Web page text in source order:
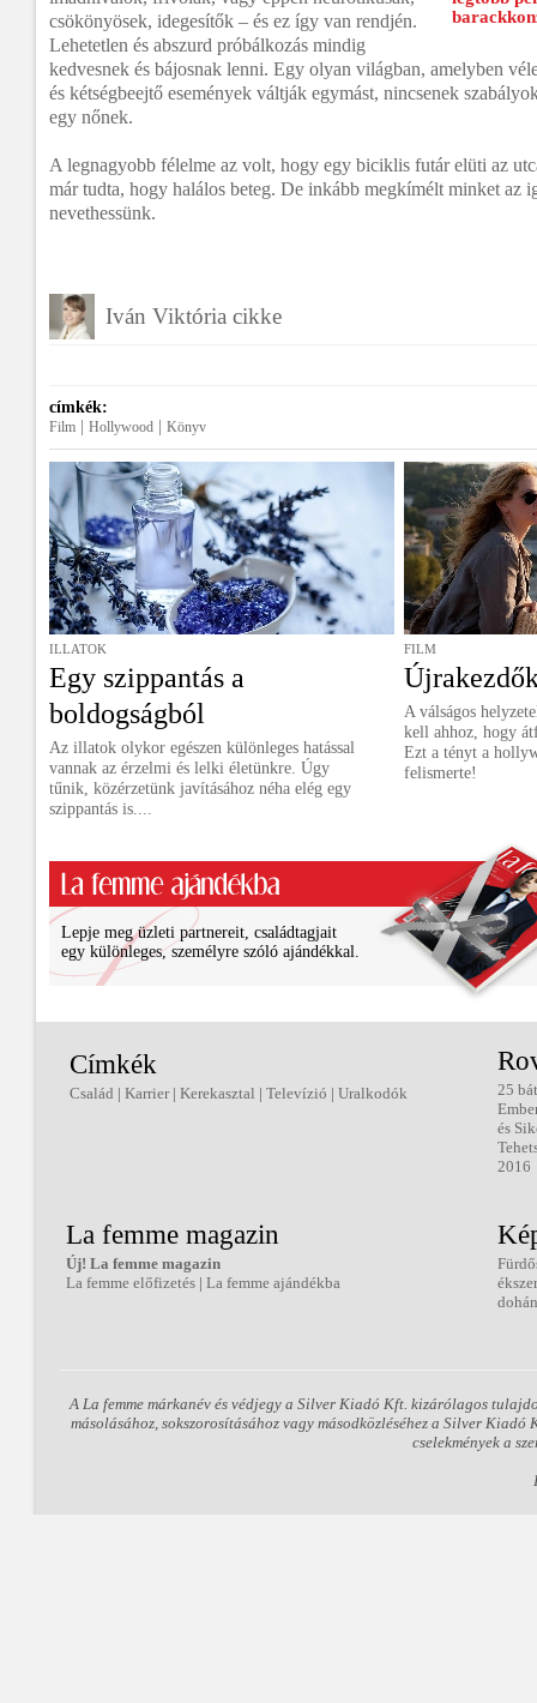
csökönyösek, idegesítők – és ez így van rendjén.
Lehetetlen és abszurd próbálkozás mindig
kedvesnek és bájosnak lenni. Egy olyan világban, amelyben
és kétségbeejtő események váltják egymást, nincsenek
egy nőnek.
A legnagyobb félelme az volt, hogy egy biciklis futár elüti az
már tudta, hogy halálos beteg. De inkább megkímélt minket az
nevethessünk.
Iván Viktória cikke
címkék:
Film Hollywood Könyv
ILLATOK
Egy szippantás a
boldogságból
Az illatok olykor egészen különleges hatással
vannak az érzelmi és lelki életünkre. Úgy
tűnik, közérzetünk javításához néha elég egy
szippantás is....
FILM
A válságos
kell ahhoz, hogy
Ezt a tényt a
felismerte!
Lepje meg üzleti partnereit, családtagjait
egy különleges, személyre szóló ajándékkal.
Címkék
Család | Karrier| Kerekasztal | Televízió | Uralkodók
25
és
2016
La femme magazin
Új! La femme magazin
La femme előfizetés | La femme ajándékba
A La femme márkanév és védjegy a Silver Kiadó Kft. kizárólagos
másolásához, sokszorosításához vagy másodközléséhez a Silver
cselekmények a